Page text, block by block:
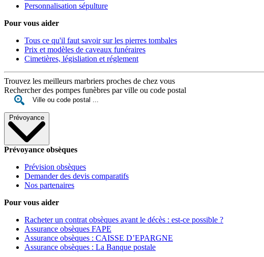
Personnalisation sépulture
Pour vous aider
Tous ce qu'il faut savoir sur les pierres tombales
Prix et modèles de caveaux funéraires
Cimetières, législiation et réglement
Trouvez les meilleurs marbriers proches de chez vous
Rechercher des pompes funèbres par ville ou code postal
Prévoyance
Prévoyance obsèques
Prévision obsèques
Demander des devis comparatifs
Nos partenaires
Pour vous aider
Racheter un contrat obsèques avant le décès : est-ce possible ?
Assurance obsèques FAPE
Assurance obsèques : CAISSE D’EPARGNE
Assurance obsèques : La Banque postale